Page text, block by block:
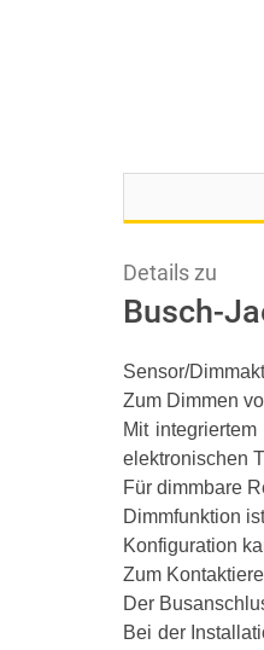
Details zu
Busch-
Sensor/
Zum Dimmen
Mit
elektronischen
Für dimmbare
Dimmfunktion
Konfiguration
Zum
Der
Bei der